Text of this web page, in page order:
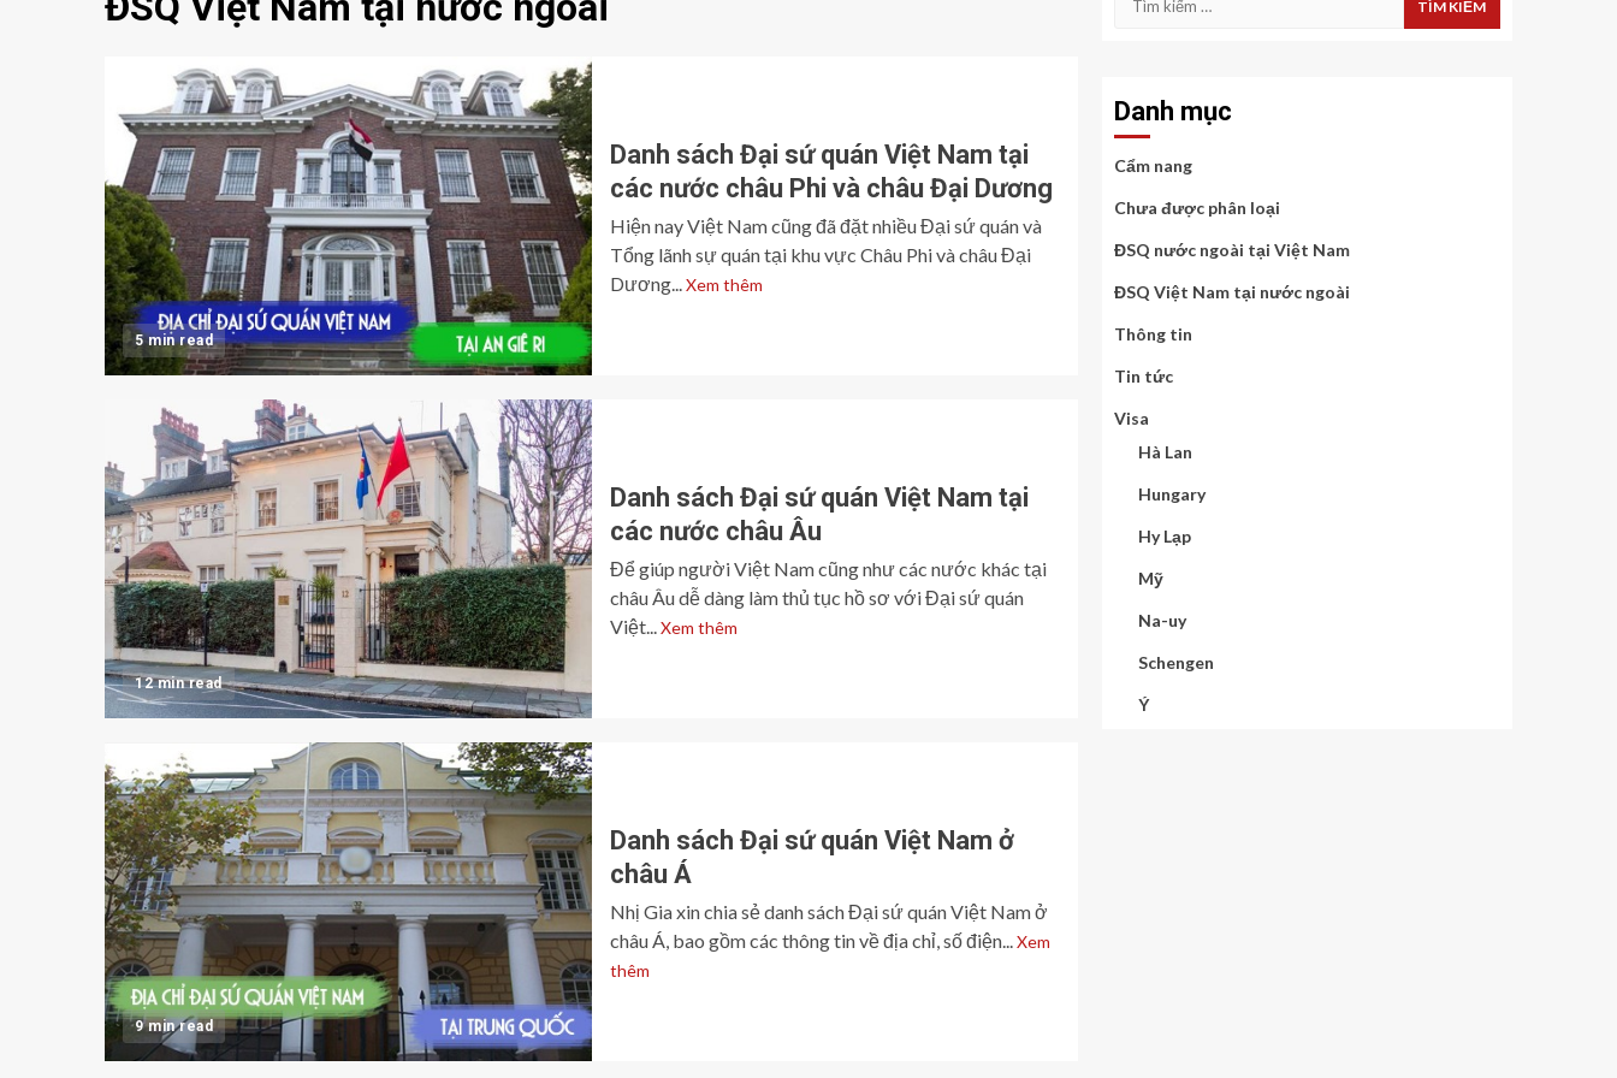
5 min read
Danh sách Đại sứ quán Việt Nam tại
các nước châu Phi và châu Đại Dương
Hiện nay Việt Nam cũng đã đặt nhiều Đại sứ quán và
Tổng lãnh sự quán tại khu vực Châu Phi và châu Đại
Dương... Xem thêm
12 min read
Danh sách Đại sứ quán Việt Nam tại
các nước châu Âu
Để giúp người Việt Nam cũng như các nước khác tại
châu Âu dễ dàng làm thủ tục hồ sơ với Đại sứ quán
Việt... Xem thêm
9 min read
Danh sách Đại sứ quán Việt Nam ở
châu Á
Nhị Gia xin chia sẻ danh sách Đại sứ quán Việt Nam ở
châu Á, bao gồm các thông tin về địa chỉ, số điện... Xem
thêm
Danh mục
Cẩm nang
Chưa được phân loại
ĐSQ nước ngoài tại Việt Nam
ĐSQ Việt Nam tại nước ngoài
Thông tin
Tin tức
Visa
Hà Lan
Hungary
Hy Lạp
Mỹ
Na-uy
Schengen
Ý